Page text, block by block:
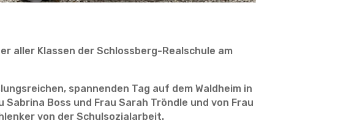
aller Klassen der Schlossberg-Realschule am
spannenden Tag auf dem Waldheim in
Boss und Frau Sarah Tröndle und von Frau
von der Schulsozialarbeit.